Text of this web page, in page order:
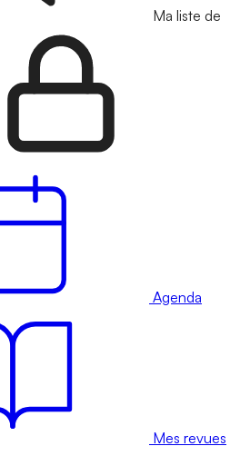
Ma liste de
Agenda
Mes revues